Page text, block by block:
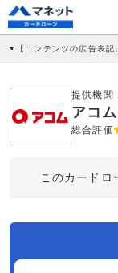
【コンテンツの広告表記
社に対して企業から紹介
商品を根拠なくPRするも
どに基づき、公平性を担
>提携企業一覧
提供機関
アコ
総合評価
このカードロ